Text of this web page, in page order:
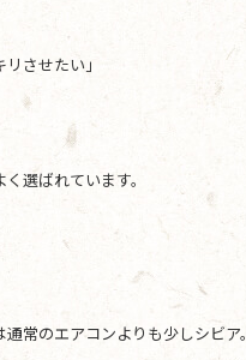
リさせたい」
選ばれています。
常のエアコンよりも少しシビア。